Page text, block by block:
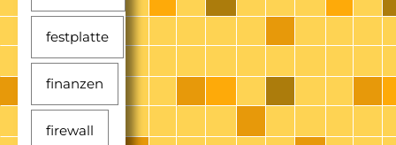
festplatte
finanzen
firewall